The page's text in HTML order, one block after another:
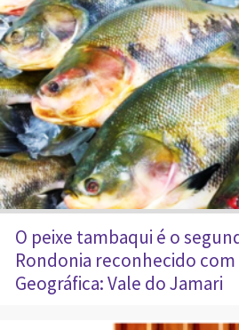
O peixe tambaqui é o
Rondonia reconhecido
Geográfica: Vale do Jamari